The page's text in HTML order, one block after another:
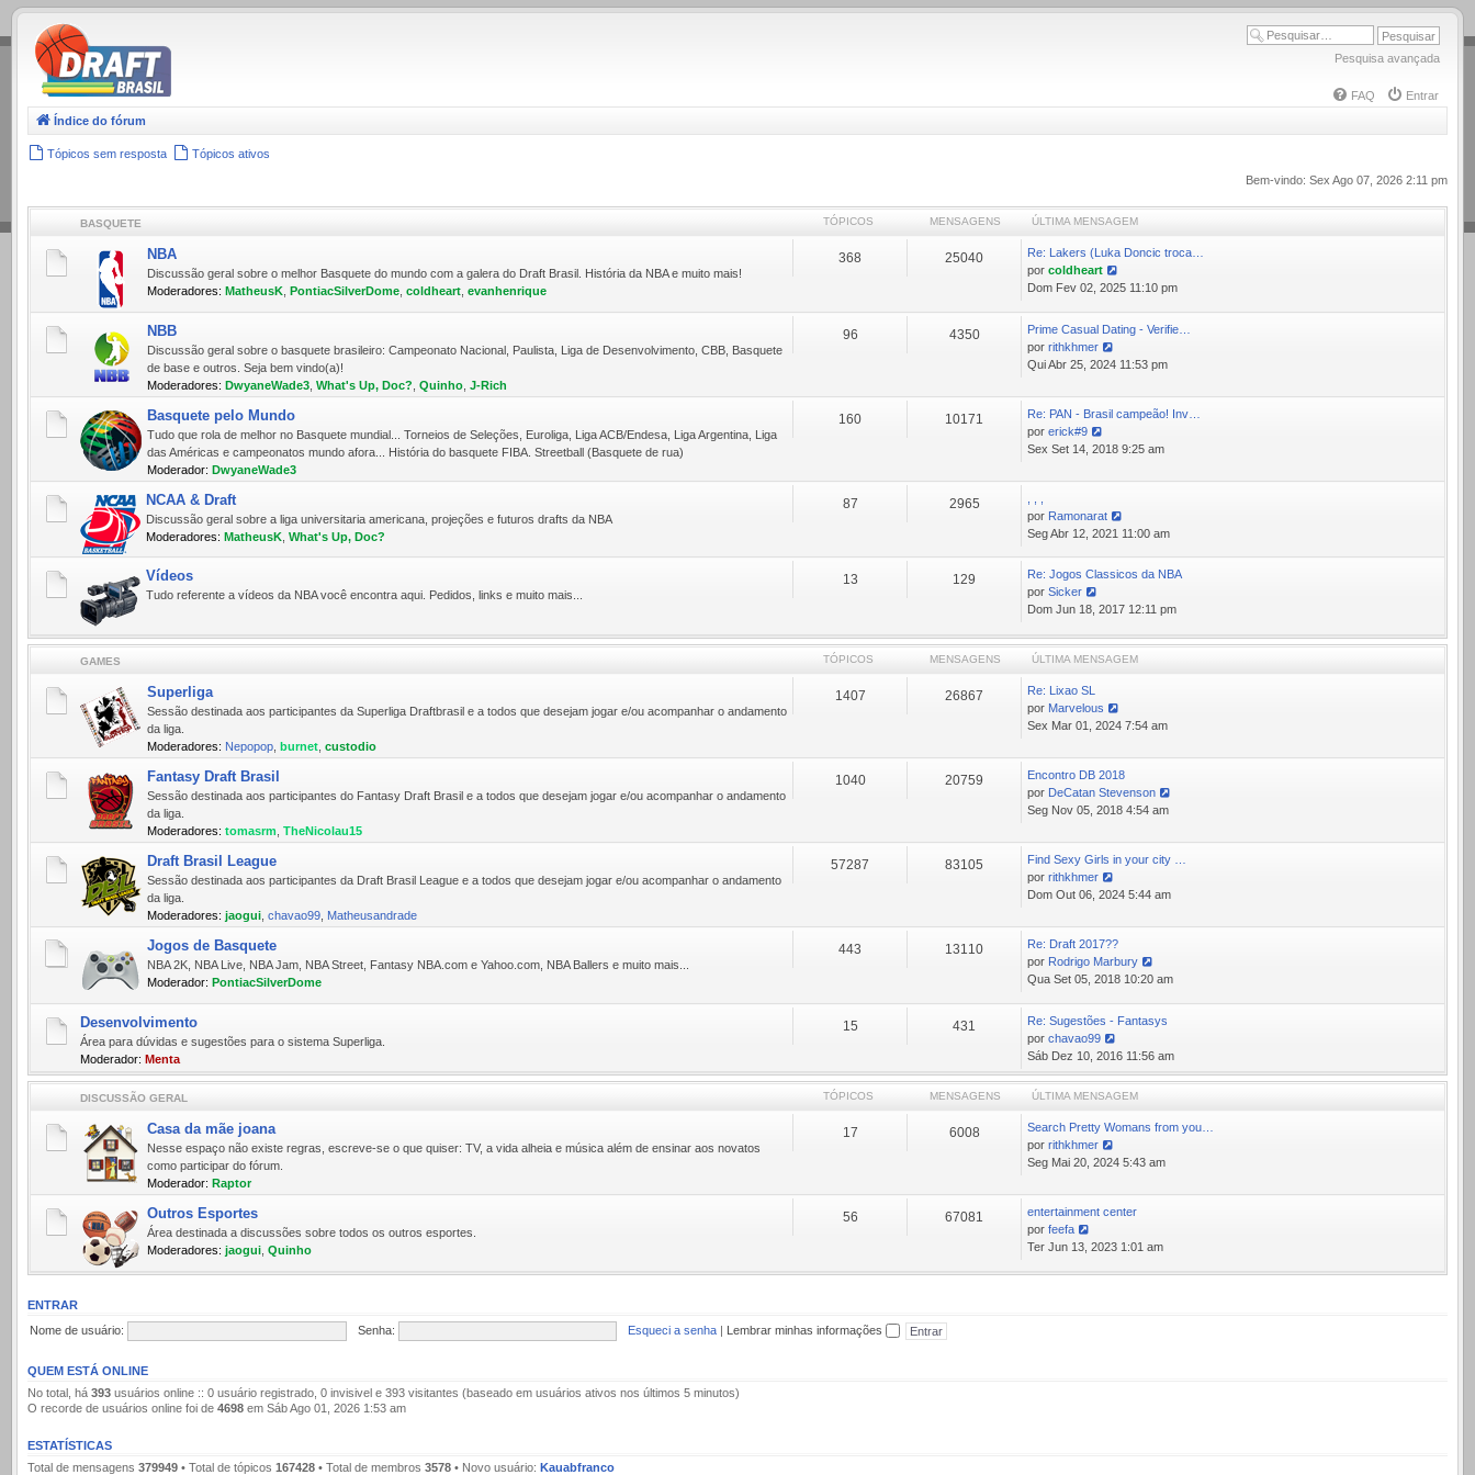
.
Pesquisa avançada
FAQ
Entrar
Índice do fórum
Tópicos sem resposta
Tópicos ativos
Bem-vindo: Sex Ago 07, 2026 2:11 pm
BASQUETE TÓPICOS MENSAGENS ÚLTIMA MENSAGEM
NBA
Discussão geral sobre o melhor Basquete do mundo com a galera do Draft Brasil. História da NBA e muito mais!
Moderadores: MatheusK PontiacSilverDome coldheart evanhenrique
368 25040
Re: Lakers (Luka Doncic troca…
porcoldheart
Ver
Dom Fev 02, 2025 11:10 pm
NBB
Discussão geral sobre o basquete brasileiro: Campeonato Nacional, Paulista, Liga de Desenvolvimento, CBB, Basquete
de base e outros. Seja bem vindo(a)!
Moderadores: DwyaneWade3 What's Up, Doc? Quinho J-Rich
96 4350
Prime Сasual Dating - Verifie…
porrithkhmer
Ver
mensagem
Qui Abr 25, 2024 11:53 pm
Basquete pelo Mundo
Tudo que rola de melhor no Basquete mundial... Torneios de Seleções, Euroliga, Liga ACB/Endesa, Liga Argentina, Liga
das Américas e campeonatos mundo afora... História do basquete FIBA. Streetball (Basquete de rua)
Moderador: DwyaneWade3
160 10171
Re: PAN - Brasil campeão! Inv…
porerick#9
Ver
mensagem
Sex Set 14, 2018 9:25 am
NCAA & Draft
Discussão geral sobre a liga universitaria americana, projeções e futuros drafts da NBA
Moderadores: MatheusK What's Up, Doc?
87 2965
por Ramonarat
Ver
mensagem
Seg Abr 12, 2021 11:00 am
Vídeos
Tudo referente a ví­deos da NBA você encontra aqui. Pedidos, links e muito mais...
13 129
Re: Jogos Classicos da NBA
porSicker
Ver
mensagem
Dom Jun 18, 2017 12:11 pm
GAMES TÓPICOS MENSAGENS ÚLTIMA MENSAGEM
Superliga
Sessão destinada aos participantes da Superliga Draftbrasil e a todos que desejam jogar e/ou acompanhar o andamento
da liga.
Moderadores: Nepopop burnet custodio
1407 26867
Re: Lixao SL
por Marvelous
Ver
mensagem
Sex Mar 01, 2024 7:54 am
Fantasy Draft Brasil
Sessão destinada aos participantes do Fantasy Draft Brasil e a todos que desejam jogar e/ou acompanhar o andamento
da liga.
Moderadores: tomasrm TheNicolau15
1040 20759
Encontro DB 2018
por DeCatan Stevenson
Ver
mensagem
Seg Nov 05, 2018 4:54 am
Draft Brasil League
Sessão destinada aos participantes da Draft Brasil League e a todos que desejam jogar e/ou acompanhar o andamento
da liga.
Moderadores: jaogui chavao99 Matheusandrade
57287 83105
Find Sexy Girls in your city …
porrithkhmer
Ver
mensagem
Dom Out 06, 2024 5:44 am
Jogos de Basquete
NBA 2K, NBA Live, NBA Jam, NBA Street, Fantasy NBA.com e Yahoo.com, NBA Ballers e muito mais...
Moderador: PontiacSilverDome
443 13110
Re: Draft 2017??
por Rodrigo Marbury
Ver
mensagem
Qua Set 05, 2018 10:20 am
Desenvolvimento
Área para dúvidas e sugestões para o sistema Superliga.
Moderador: Menta
15 431
Re: Sugestões - Fantasys
porchavao99
Ver
última
mensagem
Sáb Dez 10, 2016 11:56 am
DISCUSSÃO GERAL TÓPICOS MENSAGENS ÚLTIMA MENSAGEM
Casa da mãe joana
Nesse espaço não existe regras, escreve-se o que quiser: TV, a vida alheia e música além de ensinar aos novatos
como participar do fórum.
Moderador: Raptor
17 6008
Search Pretty Womans from you…
porrithkhmer
Ver
mensagem
Seg Mai 20, 2024 5:43 am
Outros Esportes
Área destinada a discussões sobre todos os outros esportes.
Moderadores: jaogui Quinho
56 67081
entertainment center
porfeefa
Ver
Ter Jun 13, 2023 1:01 am
ENTRAR
Nome de usuário:
Senha: Esqueci a senha | Lembrar minhas informações
QUEM ESTÁ ONLINE
No total, há 393 usuários online :: 0 usuário registrado, 0 invisivel e 393 visitantes (baseado em usuários ativos nos últimos 5 minutos)
O recorde de usuários online foi de 4698 em Sáb Ago 01, 2026 1:53 am
ESTATÍSTICAS
Total de mensagens 379949 • Total de tópicos 167428 • Total de membros 3578 • Novo usuário: Kauabfranco